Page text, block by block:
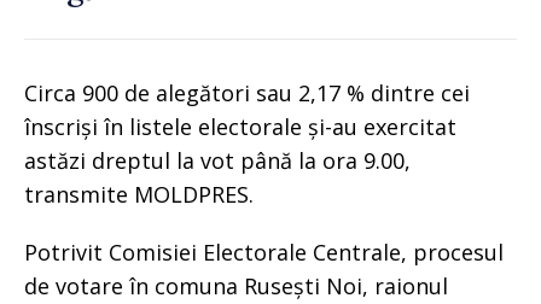
Circa 900 de alegători sau 2,17 % dintre cei
înscriși în listele electorale și-au exercitat
astăzi dreptul la vot până la ora 9.00,
transmite MOLDPRES.
Potrivit Comisiei Electorale Centrale, procesul
de votare în comuna Rusești Noi, raionul